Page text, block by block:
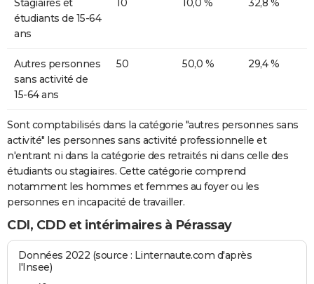
Stagiaires et
étudiants de 15-64
ans
10 10,0 % 32,8 %
Autres personnes
sans activité de
15-64 ans
50 50,0 % 29,4 %
Sont comptabilisés dans la catégorie "autres personnes sans
activité" les personnes sans activité professionnelle et
n'entrant ni dans la catégorie des retraités ni dans celle des
étudiants ou stagiaires. Cette catégorie comprend
notamment les hommes et femmes au foyer ou les
personnes en incapacité de travailler.
CDI, CDD et intérimaires à Pérassay
Données 2022 (source : Linternaute.com d'après
l'Insee)